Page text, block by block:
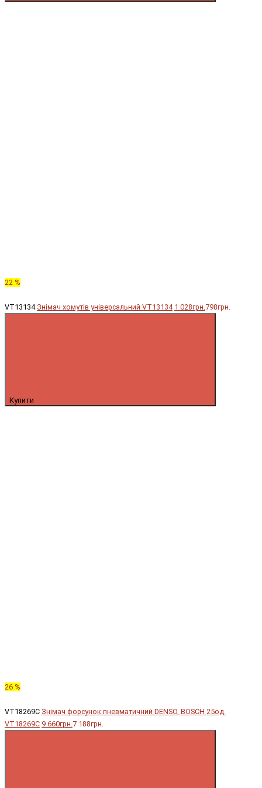
22 %
VT13134 Знімач хомутів універсальний VT13134 1 028грн.798грн.
Купити
26 %
VT18269C Знімач форсунок пневматичний DENSO, BOSCH 25од.
VT18269C 9 660грн.7 188грн.